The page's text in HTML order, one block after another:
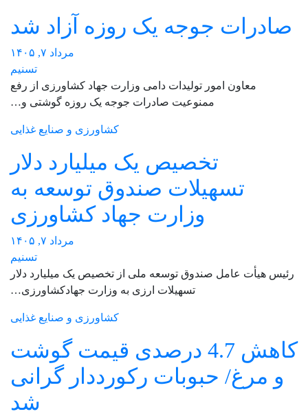
صادرات جوجه یک روزه آزاد شد
مرداد ۷, ۱۴۰۵
تسنیم
معاون امور تولیدات دامی وزارت جهاد کشاورزی از رفع
ممنوعیت صادرات جوجه یک روزه گوشتی و…
کشاورزی و صنایع غذایی
تخصیص یک میلیارد دلار
تسهیلات صندوق توسعه به
وزارت جهاد کشاورزی
مرداد ۷, ۱۴۰۵
تسنیم
رئیس هیأت عامل صندوق توسعه ملی از تخصیص یک میلیارد دلار
تسهیلات ارزی به وزارت جهادکشاورزی…
کشاورزی و صنایع غذایی
کاهش 4.7 درصدی قیمت گوشت
و مرغ/ حبوبات رکورددار گرانی
شد